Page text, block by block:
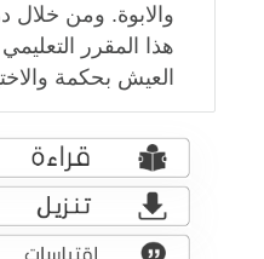
والابوة. ومن خلال
هذا المقرر
العيش بحكمة